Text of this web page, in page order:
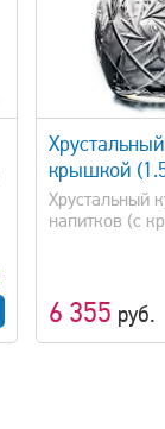
крышкой
Хрустальный
напитков (с
6 355 руб.